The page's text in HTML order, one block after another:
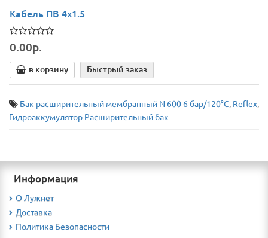
Кабель ПВ 4х1.5
0.00р.
в корзину Быстрый заказ
Бак расширительный мембранный N 600 6 бар/120°C, Reflex,
Гидроаккумулятор Расширительный бак
Информация
О Лужнет
Доставка
Политика Безопасности